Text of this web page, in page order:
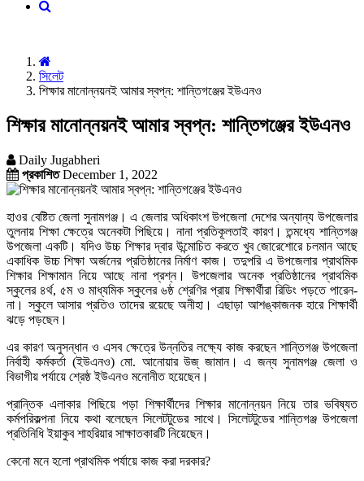
সিলেট
শিক্ষার মানোন্নয়নই আমার স্বপ্ন: শান্তিগঞ্জের ইউএনও
শিক্ষার মানোন্নয়নই আমার স্বপ্ন: শান্তিগঞ্জের ইউএনও
Daily Jugabheri
প্রকাশিতDecember 1, 2022
হাওর বেষ্টিত জেলা সুনামগঞ্জ। এ জেলার অধিকাংশ উপজেলা দেশের অন্যান্য উপজেলার
তুলনায় শিক্ষা ক্ষেত্রে অনেকটা পিছিয়ে। নানা প্রতিকূলতাই কারণ। তন্মধ্যে শান্তিগঞ্জ
উপজেলা একটি। যদিও উচ্চ শিক্ষার দ্বার উন্মোচিত করতে খুব জোরেশোরে চলমান আছে
একাধিক উচ্চ শিক্ষা অর্জনের প্রতিষ্ঠানের নির্মাণ কাজ। তদুপরি এ উপজেলার প্রাথমিক
শিক্ষার শিক্ষামান নিয়ে আছে নানা প্রশ্ন। উপজেলার অনেক প্রতিষ্ঠানের প্রাথমিক
স্কুলের ৪র্থ, ৫ম ও মাধ্যমিক স্কুলের ৬ষ্ঠ শ্রেণির প্রায় শিক্ষার্থীরা রিডিং পড়তে পারেন-
না। স্কুলে আসার প্রতিও তাদের রয়েছে অনীহা। এছাড়া আশঙ্কাজনক হারে শিক্ষার্থী
ঝড়ে পড়ছেন।
এর কারণ অনুসন্ধান ও এসব ক্ষেত্রে উন্নতির লক্ষ্যে কাজ করছেন শান্তিগঞ্জ উপজেলা
নির্বাহী কর্মকর্তা (ইউএনও) মো. আনোয়ার উজ্ জামান। এ জন্য সুনামগঞ্জ জেলা ও
বিভাগীয় পর্যায়ে শ্রেষ্ঠ ইউএনও মনোনীত হয়েছেন।
প্রান্তিক এলাকার পিছিয়ে পড়া শিক্ষার্থীদের শিক্ষার মানোন্নয়ন নিয়ে তার ভবিষ্যত
কর্মপরিকল্পনা নিয়ে কথা বলেছেন সিলেটটুডের সাথে। সিলেটটুডের শান্তিগঞ্জ উপজেলা
প্রতিনিধি ইয়াকুব শাহরিয়ার সাক্ষাতকারটি নিয়েছেন।
কেনো মনে হলো প্রাথমিক পর্যায়ে কাজ করা দরকার?